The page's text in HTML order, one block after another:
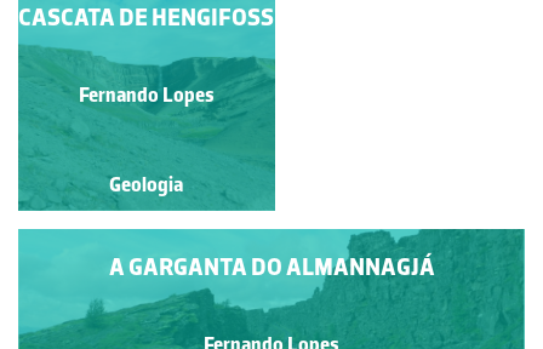
VALE DE RIFTE
ISLANDÊS - VALE DE
PINGVELLIR (VISTA
DA PLACA NORTE-
AMERICANA)
Fernando Lopes
Geologia
A GARGANTA DO ALMANNAGJÁ
CASCATA DE HENGIFOSS
Fernando Lopes
Geologia